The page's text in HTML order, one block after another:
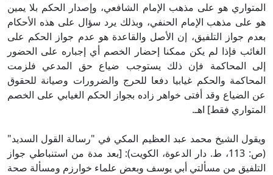
المتواري هو على مذهب الإمام الشافعي، وإصدار الحكم بلا يمين
هو على مذهب الإمام الحنفي، وبذلك يرد سؤال على هذه الأحكام
بعدم جواز التلفيق، إن الأصل والقاعدة هو عدم جواز الحكم على
الغائب فإذا لم يكن ممكنا إحضار الخصم أي إجباره على الحضور
إلى المحاكمة فإن ذلك يستوجب ضياع حق المدعي فلزمت
المحاكمة والحكم غيابيا دفعا للحرج والضرورات وصيانة للحقوق
عن الضياع وقد أفتى خواهر زاده بجواز الحكم الغيابي على الخصم
المتواري فقط] اهـ.
ويقول الشيخ محمد عبد العظيم المكي في "رسالة القول السديد"
(ص: 113، ط. دار الدعوة، الكويت): [بعد مدة من استنباطي جواز
التلفيق من مسألتي أبي يوسف وبعض علماء خوارزم ومسألة صحة